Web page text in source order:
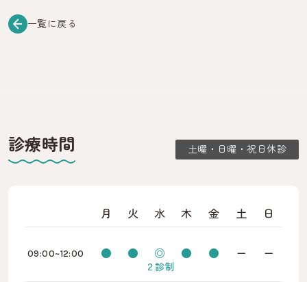
一覧に戻る
診療時間 土曜・日曜・祝日休診
月 火 水 木 金 土 日
09:00~12:00 ● ● ◎
２診制
● ● ー ー